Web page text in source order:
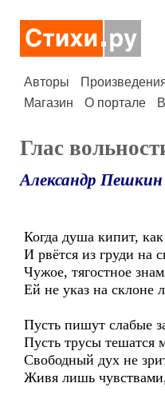
Авторы
Магазин
О портале
Глас
Александр Пешкин
Когда душа кипит,
И рвётся из груди на
Чужое, тягостное
Ей не указ на склоне
Пусть пишут слабые
Пусть трусы тешатся
Свободный дух не
Живя лишь